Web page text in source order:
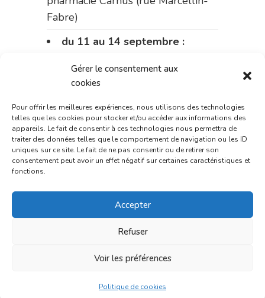
Gérer le consentement aux
cookies
Pour offrir les meilleures expériences, nous utilisons des technologies
telles que les cookies pour stocker et/ou accéder aux informations des
appareils. Le fait de consentir à ces technologies nous permettra de
traiter des données telles que le comportement de navigation ou les ID
uniques sur ce site. Le fait de ne pas consentir ou de retirer son
consentement peut avoir un effet négatif sur certaines caractéristiques et
fonctions.
Accepter
Refuser
Voir les préférences
Politique de cookies
Fabre)
du 11 au 14 septembre :
République)
Charignon-Dumas (La Fouillade)
du 14 au 18 septembre :
pharmacie Palobart (Laguépie)
du 25 au 28 septembre :
pharmacie du marché (2 allées
Aristide Briand)